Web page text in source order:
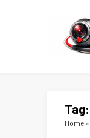
Tag:
Home »